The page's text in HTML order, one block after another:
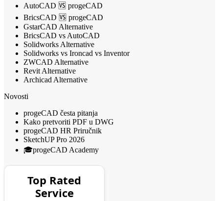
AutoCAD 🆚 progeCAD
BricsCAD 🆚 progeCAD
GstarCAD Alternative
BricsCAD vs AutoCAD
Solidworks Alternative
Solidworks vs Ironcad vs Inventor
ZWCAD Alternative
Revit Alternative
Archicad Alternative
Novosti
progeCAD česta pitanja
Kako pretvoriti PDF u DWG
progeCAD HR Priručnik
SketchUP Pro 2026
🎓progeCAD Academy
Top Rated
Service